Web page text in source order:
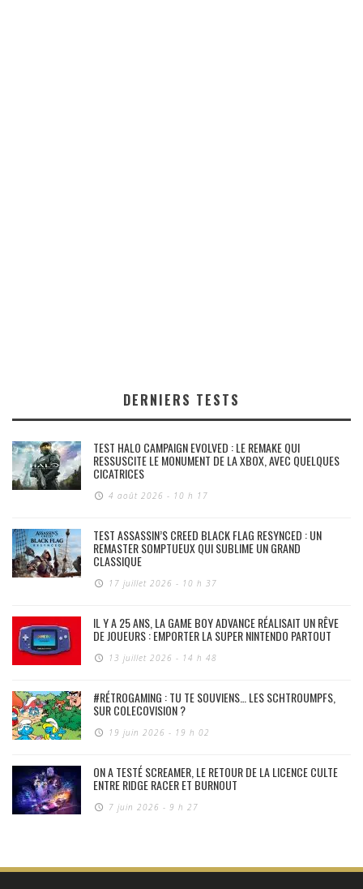
DERNIERS TESTS
TEST HALO CAMPAIGN EVOLVED : LE REMAKE QUI
RESSUSCITE LE MONUMENT DE LA XBOX, AVEC QUELQUES
CICATRICES
4 août 2026 - 10 h 17
TEST ASSASSIN’S CREED BLACK FLAG RESYNCED : UN
REMASTER SOMPTUEUX QUI SUBLIME UN GRAND
CLASSIQUE
17 juillet 2026 - 10 h 37
IL Y A 25 ANS, LA GAME BOY ADVANCE RÉALISAIT UN RÊVE
DE JOUEURS : EMPORTER LA SUPER NINTENDO PARTOUT
13 juillet 2026 - 14 h 48
#RÉTROGAMING : TU TE SOUVIENS… LES SCHTROUMPFS,
SUR COLECOVISION ?
19 juin 2026 - 19 h 02
ON A TESTÉ SCREAMER, LE RETOUR DE LA LICENCE CULTE
ENTRE RIDGE RACER ET BURNOUT
7 juin 2026 - 9 h 27